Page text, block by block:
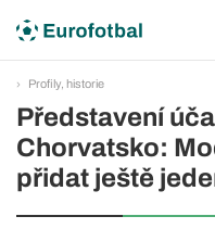
Profily, historie
Představení
Chorvatsko:
přidat ještě